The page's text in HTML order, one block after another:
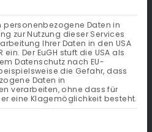
personenbezogene Daten in
zur Nutzung dieser Services
Ihrer Daten in den USA
ein. Der EuGH stuft die USA als
Datenschutz nach EU-
die Gefahr, dass
Daten in
verarbeiten, ohne dass für
eine Klagemöglichkeit besteht.
Service-Gruppen, für die